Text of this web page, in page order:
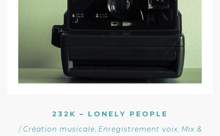
232K – LONELY PEOPLE
/ Création musicale, Enregistrement voix, Mix &